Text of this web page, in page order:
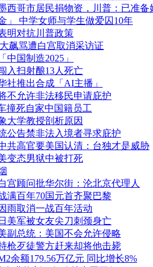
西哥市居民捐物资，川普：已准备
」 中学女师与学生做爱囚10年
明对抗川普政策
飙骂遭白宫取消采访证
中国制造2025」
入扫射酿13人死亡
社推出合成「AI主播」
不允许非法移民申请庇护
撞死自家中国籍员工
大学教授剖析原因
公告禁非法入境者寻求庇护
共高官要美国认清：台独才是威胁
变态男狱中被打死
宫顾问批华尔街：沦北京代理人
满百年70国元首齐聚巴黎
雨取消一战百年活动
美军被女友尖刀刺颈身亡
副总统：美国不会允许侵略
枪歹徒警方赶来却将他击毙
余额179.56万亿元 同比增长8%